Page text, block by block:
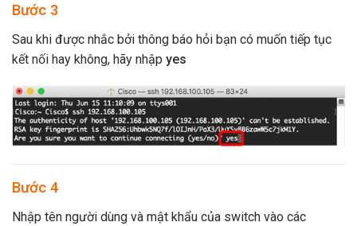
Bước 3
Sau khi được nhắc bởi thông báo hỏi bạn có muốn tiếp tục
kết nối hay không, hãy nhập yes
Bước 4
Nhập tên người dùng và mật khẩu của switch vào các